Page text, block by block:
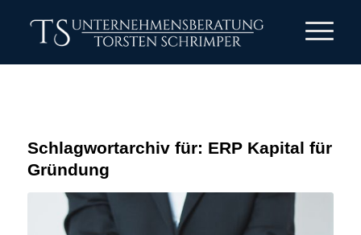
Schlagwortarchiv für: ERP Kapital für
Gründung